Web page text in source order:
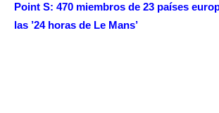
Point S: 470 miembros de 23 países
las ’24 horas de Le Mans’